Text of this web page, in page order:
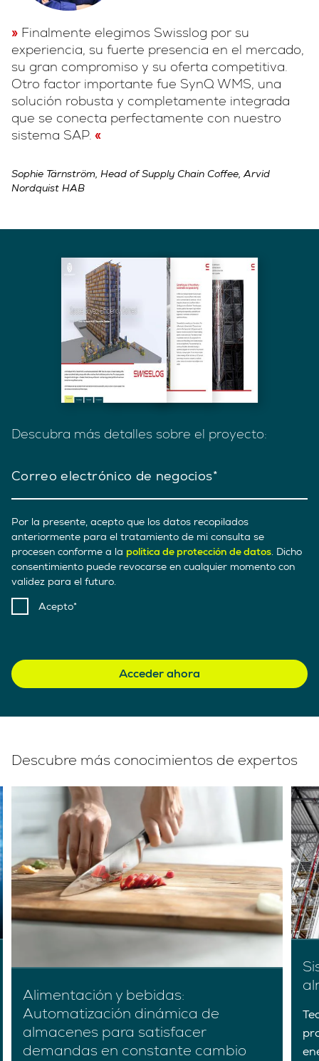
Finalmente elegimos Swisslog por su
experiencia, su fuerte presencia en el mercado,
su gran compromiso y su oferta competitiva.
Otro factor importante fue SynQ WMS, una
solución robusta y completamente integrada
que se conecta perfectamente con nuestro
sistema SAP.
Sophie Tärnström, Head of Supply Chain Coffee, Arvid
Nordquist HAB
Descubra más detalles sobre el proyecto:
Correo electrónico de negocios
Por la presente, acepto que los datos recopilados
anteriormente para el tratamiento de mi consulta se
procesen conforme a la política de protección de datos. Dicho
consentimiento puede revocarse en cualquier momento con
validez para el futuro.
Acepto
Acceder ahora
Descubre más conocimientos de expertos
Alimentación y bebidas:
Automatización dinámica de
almacenes para satisfacer
demandas en constante cambio